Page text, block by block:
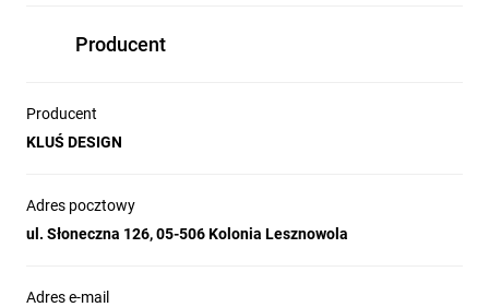
Producent
Producent
KLUŚ DESIGN
Adres pocztowy
ul. Słoneczna 126, 05-506 Kolonia Lesznowola
Adres e-mail